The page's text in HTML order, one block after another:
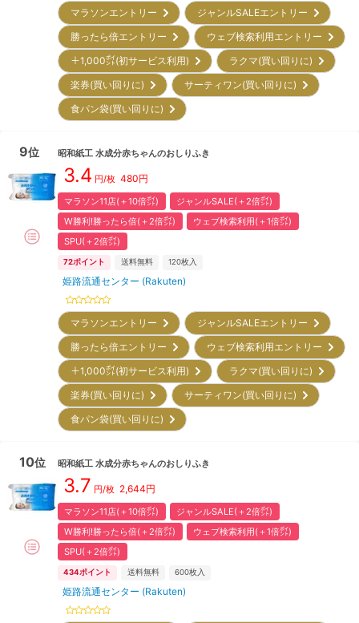
マラソンエントリー
ジャンルSALEエントリー
勝ったら倍エントリー
ウェブ検索利用エントリー
＋1,000㌽(初サービス利用)
ラクマ(買い回りに)
楽券(買い回りに)
サーティワン(買い回りに)
食パン袋(買い回りに)
9位 昭和紙工 水成分赤ちゃんのおしりふき
3.4 円/枚 480円
マラソン11店(＋10倍㌽)
ジャンルSALE(＋2倍㌽)
W勝利!勝ったら倍(＋2倍㌽)
ウェブ検索利用(＋1倍㌽)
SPU(＋2倍㌽)
72ポイント 送料無料 120枚入
姫路流通センター (Rakuten)
マラソンエントリー
ジャンルSALEエントリー
勝ったら倍エントリー
ウェブ検索利用エントリー
＋1,000㌽(初サービス利用)
ラクマ(買い回りに)
楽券(買い回りに)
サーティワン(買い回りに)
食パン袋(買い回りに)
10位 昭和紙工 水成分赤ちゃんのおしりふき
3.7 円/枚 2,644円
マラソン11店(＋10倍㌽)
ジャンルSALE(＋2倍㌽)
W勝利!勝ったら倍(＋2倍㌽)
ウェブ検索利用(＋1倍㌽)
SPU(＋2倍㌽)
434ポイント 送料無料 600枚入
姫路流通センター (Rakuten)